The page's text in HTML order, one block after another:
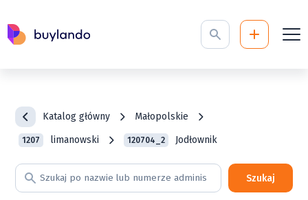
Katalog główny Małopolskie
1207 limanowski 120704_2 Jodłownik
Szukaj